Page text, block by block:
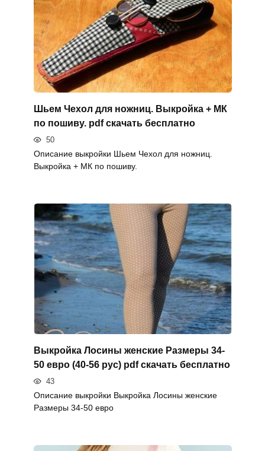
Шьем Чехол для ножниц. Выкройка + МК
по пошиву. pdf скачать бесплатно
50
Описание выкройки Шьем Чехол для ножниц.
Выкройка + МК по пошиву.
Выкройка Лосины женские Размеры 34-
50 евро (40-56 рус) pdf скачать бесплатно
43
Описание выкройки Выкройка Лосины женские
Размеры 34-50 евро